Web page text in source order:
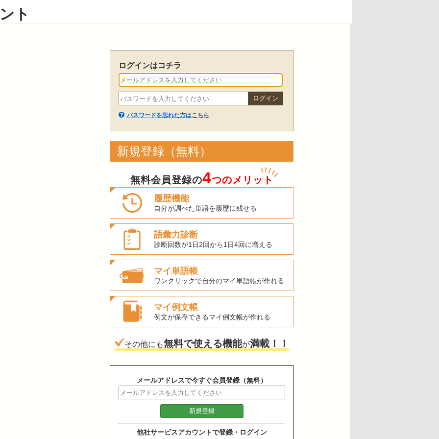
ト
ログインはコチラ
パスワードを忘れた方はこちら
新規登録（無料）
無料会員登録の4つのメリット
履歴機能
自分が調べた単語を履歴に残せる
語彙力診断
診断回数が1日2回から1日4回に増える
マイ単語帳
ワンクリックで自分のマイ単語帳が作れる
マイ例文帳
例文が保存できるマイ例文帳が作れる
その他にも無料で使える機能が満載！！
メールアドレスで今すぐ会員登録（無料）
他社サービスアカウントで登録・ログイン